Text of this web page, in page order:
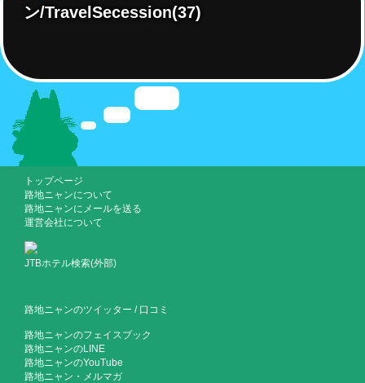
ン/TravelSecession(37)
トップページ
路地ニャンについて
路地ニャンにメールを送る
運営会社について
JTBホテル検索(外部)
路地ニャンのツイッター / 口コミ
路地ニャンのフェイスブック
路地ニャンのLINE
路地ニャンのYouTube
路地ニャン・メルマガ